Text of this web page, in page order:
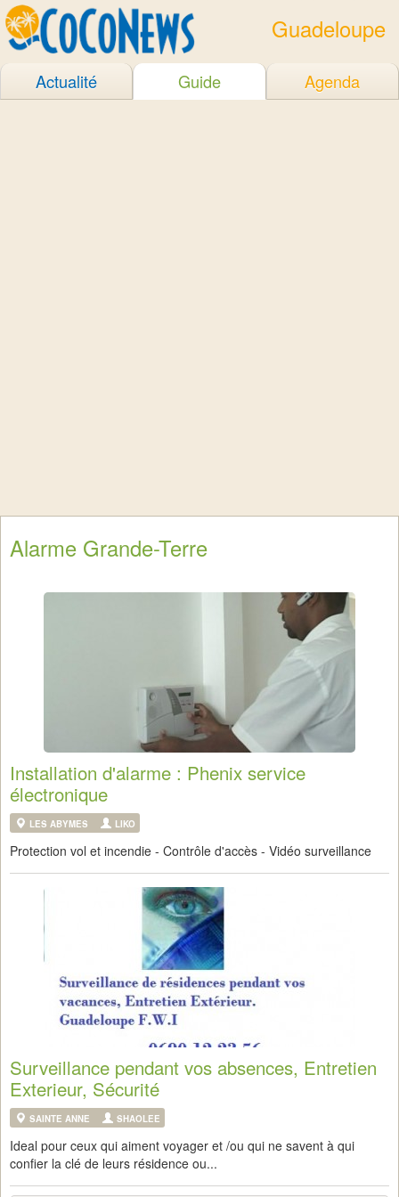
Guadeloupe
Actualité Guide Agenda
Alarme Grande-Terre
Installation d'alarme : Phenix service
électronique
LES ABYMES LIKO
Protection vol et incendie - Contrôle d'accès - Vidéo surveillance
Surveillance pendant vos absences, Entretien
Exterieur, Sécurité
SAINTE ANNE SHAOLEE
Ideal pour ceux qui aiment voyager et /ou qui ne savent à qui
confier la clé de leurs résidence ou...